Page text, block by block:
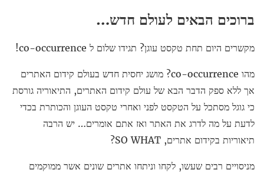
ברוכים הבאים לעולם חדש…
מקשרים היום תחת טקסט עוגן? תגידו שלום ל co-occurrence!
מהו co-occurrence? מושג יחסית חדש בעולם קידום האתרים
אך ללא ספק הדבר הבא של עולם קידום האתרים, התיאוריה גורסת
כי גוגל מסתכל על הטקסט לפני ואחרי טקסט העוגן והכותרת בכדי
לדעת על מה לדרג את האתר ואז אתם אומרים… יש הרבה
תיאוריות בקידום אתרים, SO WHAT?
מניסויים רבים שעשו, לקחו וניתחו אתרים שונים אשר ממוקמים